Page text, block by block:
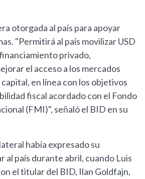
otorgada al país para apoyar
"Permitirá al país movilizar USD
privado,
el acceso a los mercados
en línea con los objetivos
fiscal acordado con el Fondo
(FMI)", señaló el BID en su
había expresado su
al país durante abril, cuando Luis
el titular del BID, Ilan Goldfajn,